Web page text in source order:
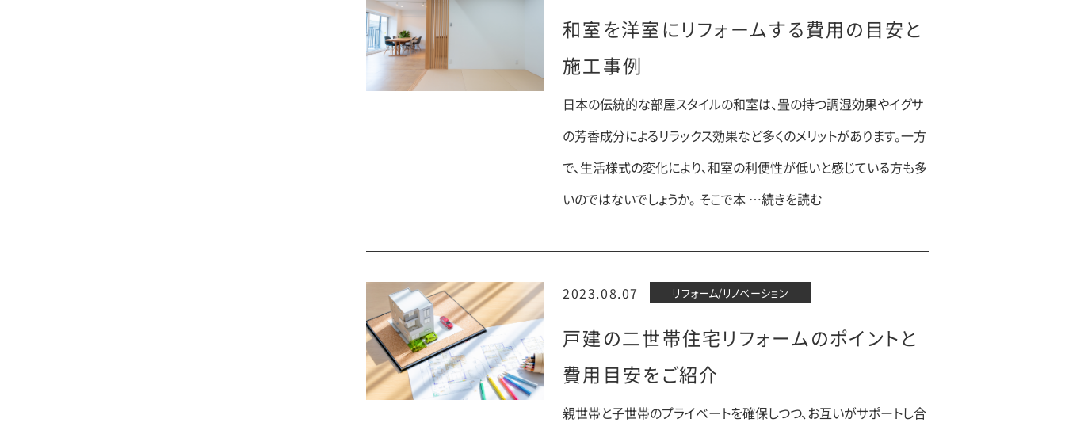
和室を洋室にリフォームする費用の目安と
施工事例
日本の伝統的な部屋スタイルの和室は、畳の持つ調湿効果やイグサ
の芳香成分によるリラックス効果など多くのメリットがあります。一方
で、生活様式の変化により、和室の利便性が低いと感じている方も多
いのではないでしょうか。 そこで本 …続きを読む
2023.08.07 リフォーム/リノベーション
戸建の二世帯住宅リフォームのポイントと
費用目安をご紹介
親世帯と子世帯のプライベートを確保しつつ、お互いがサポートし合